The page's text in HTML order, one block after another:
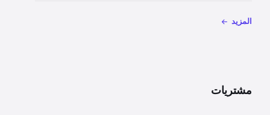
المزيد
مشتريات